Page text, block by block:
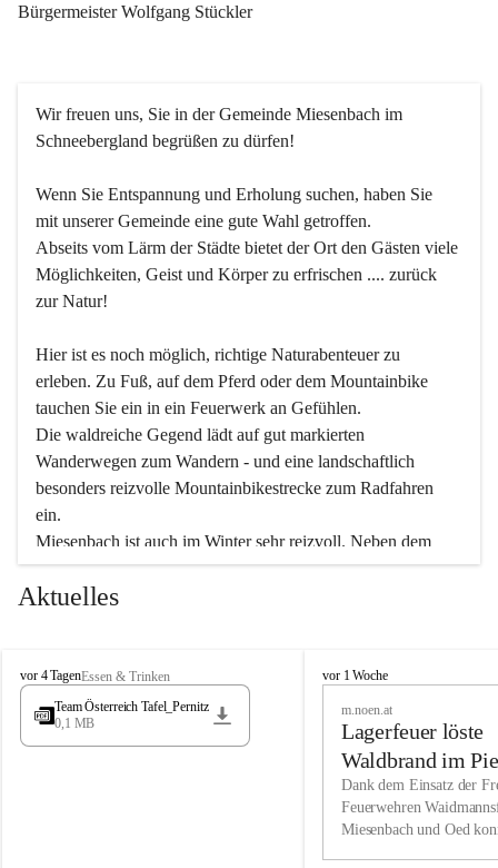
Bürgermeister Wolfgang Stückler
Wir freuen uns, Sie in der Gemeinde Miesenbach im
Schneebergland begrüßen zu dürfen!
Wenn Sie Entspannung und Erholung suchen, haben Sie
mit unserer Gemeinde eine gute Wahl getroffen.
Abseits vom Lärm der Städte bietet der Ort den Gästen viele
Möglichkeiten, Geist und Körper zu erfrischen .... zurück
zur Natur!
Hier ist es noch möglich, richtige Naturabenteuer zu
erleben. Zu Fuß, auf dem Pferd oder dem Mountainbike
tauchen Sie ein in ein Feuerwerk an Gefühlen.
Die waldreiche Gegend lädt auf gut markierten
Wanderwegen zum Wandern - und eine landschaftlich
besonders reizvolle Mountainbikestrecke zum Radfahren
ein.
Miesenbach ist auch im Winter sehr reizvoll. Neben dem
Eisstockschießen gibt es auf dem nahe gelegenen Unterberg
wunderschöne Naturschneepisten, die zum Schifahren oder
vielfältige Angebot unserer Kulturvereine.
Überzeugen Sie sich selbst, dass Sie in Miesenbach sowie
in den Beherbergungsbetrieben, Gaststätten und urigen
Wir kennen Miesenbach als lebens- und liebenswerten Ort.
Tradition und Innovation werden ebenso groß geschrieben
Aktuelles
M
i
s
vor 4 TagenEssen & Trinken
Team Österreich Tafel_Pernitz
0,1 MB
M
h
vor 1 Woche
m.noen.at
Lagerfeuer löste
Waldbrand im
aus
Dank dem Einsatz der
Feuerwehren
Miesenbach und Oed